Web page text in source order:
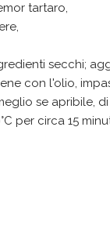
tartaro,
secchi;
con l'olio,
se apribile,
per circa 15